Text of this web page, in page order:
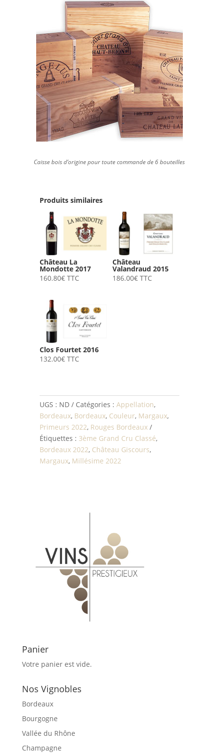
Caisse bois d’origine pour toute commande de 6 bouteilles
Produits similaires
Château La
Mondotte 2017
160.80€ TTC
Château
Valandraud 2015
186.00€ TTC
Clos Fourtet 2016
132.00€ TTC
UGS : ND Catégories : Appellation,
Bordeaux, Bordeaux, Couleur, Margaux,
Primeurs 2022, Rouges Bordeaux
Étiquettes : 3ème Grand Cru Classé,
Bordeaux 2022, Château Giscours,
Margaux, Millésime 2022
Panier
Votre panier est vide.
Nos Vignobles
Bordeaux
Bourgogne
Vallée du Rhône
Champagne